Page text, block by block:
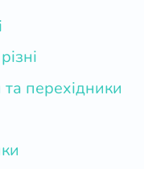
перехідники